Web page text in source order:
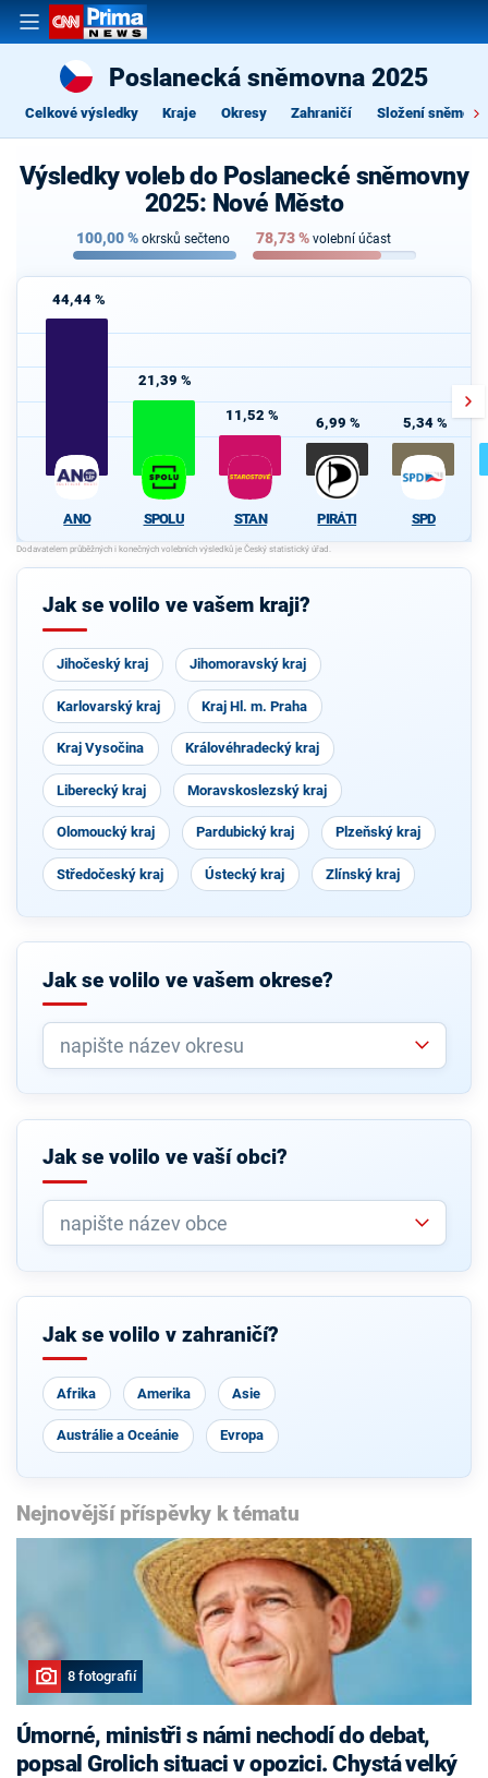
Poslanecká sněmovna 2025
Celkové výsledky Kraje Okresy Zahraničí Složení
Výsledky voleb do Poslanecké sněmovny
2025: Nové Město
100,00% okrsků sečteno 78,73% volební účast
44,44 %
ANO
21,39 %
SPOLU
11,52 %
STAN
6,99 %
PIRÁTI
5,34 %
SPD
Jak se volilo ve vašem kraji?
Jihočeský kraj Jihomoravský kraj
Karlovarský kraj Kraj Hl. m. Praha
Kraj Vysočina Královéhradecký kraj
Liberecký kraj Moravskoslezský kraj
Olomoucký kraj Pardubický kraj Plzeňský kraj
Středočeský kraj Ústecký kraj Zlínský kraj
Jak se volilo ve vašem okrese?
Jak se volilo ve vaší obci?
Jak se volilo v zahraničí?
Afrika Amerika Asie
Austrálie a Oceánie Evropa
Nejnovější příspěvky k tématu
8 fotografií
Úmorné, ministři s námi nechodí do debat,
popsal Grolich situaci v opozici. Chystá velký